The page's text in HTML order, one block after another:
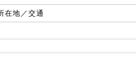
在地／交通